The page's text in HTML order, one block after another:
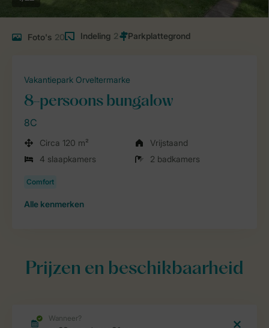
Foto's 20 Indeling 2
Vakantiepark Orveltermarke
8-persoons bungalow
8C
Circa 120 m²
Vrijstaand
4 slaapkamers
2 badkamers
Alle kenmerken
Prijzen en beschikbaarheid